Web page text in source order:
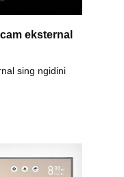
eksternal
sing ngidini